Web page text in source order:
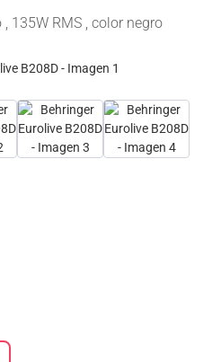
135W RMS , color negro